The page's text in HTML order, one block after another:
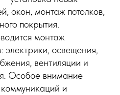
окон, монтаж потолков,
покрытия.
монтаж
электрики, освещения,
вентиляции и
Особое внимание
коммуникаций и